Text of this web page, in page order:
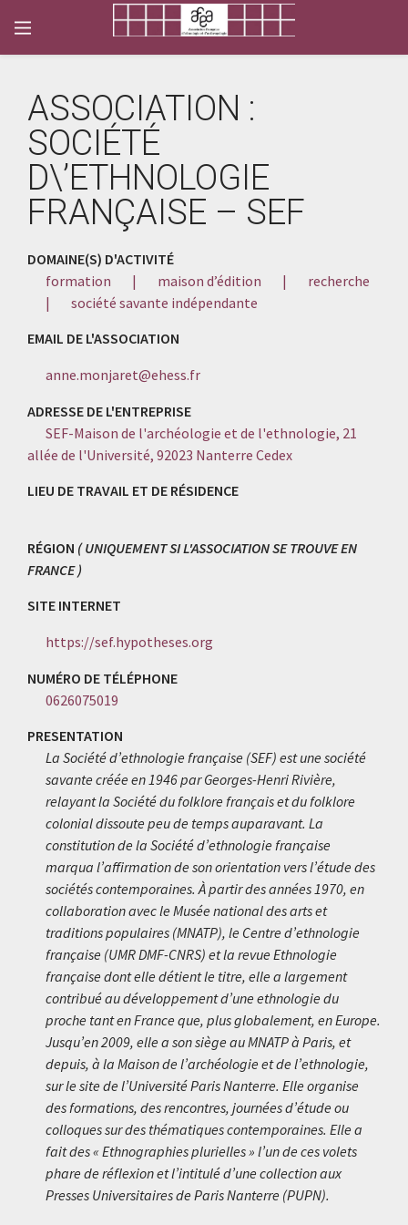
ASSOCIATION :
SOCIÉTÉ
D\’ETHNOLOGIE
FRANÇAISE – SEF
DOMAINE(S) D'ACTIVITÉ
formation
| maison d’édition |
recherche
|
société savante indépendante
EMAIL DE L'ASSOCIATION
anne.monjaret@ehess.fr
ADRESSE DE L'ENTREPRISE
SEF-Maison de l'archéologie et de l'ethnologie, 21
allée de l'Université, 92023 Nanterre Cedex
LIEU DE TRAVAIL ET DE RÉSIDENCE
RÉGION ( UNIQUEMENT SI L'ASSOCIATION SE TROUVE EN
FRANCE )
SITE INTERNET
https://sef.hypotheses.org
NUMÉRO DE TÉLÉPHONE
0626075019
PRESENTATION
La Société d’ethnologie française (SEF) est une société
savante créée en 1946 par Georges-Henri Rivière,
relayant la Société du folklore français et du folklore
colonial dissoute peu de temps auparavant. La
constitution de la Société d’ethnologie française
marqua l’affirmation de son orientation vers l’étude des
sociétés contemporaines. À partir des années 1970, en
collaboration avec le Musée national des arts et
traditions populaires (MNATP), le Centre d’ethnologie
française (UMR DMF-CNRS) et la revue Ethnologie
française dont elle détient le titre, elle a largement
contribué au développement d’une ethnologie du
proche tant en France que, plus globalement, en Europe.
Jusqu’en 2009, elle a son siège au MNATP à Paris, et
depuis, à la Maison de l’archéologie et de l’ethnologie,
sur le site de l’Université Paris Nanterre. Elle organise
des formations, des rencontres, journées d’étude ou
colloques sur des thématiques contemporaines. Elle a
fait des « Ethnographies plurielles » l’un de ces volets
phare de réflexion et l’intitulé d’une collection aux
Presses Universitaires de Paris Nanterre (PUPN).